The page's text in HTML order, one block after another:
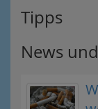
Tipps
News